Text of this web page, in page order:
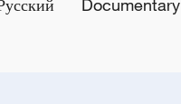
Documentary